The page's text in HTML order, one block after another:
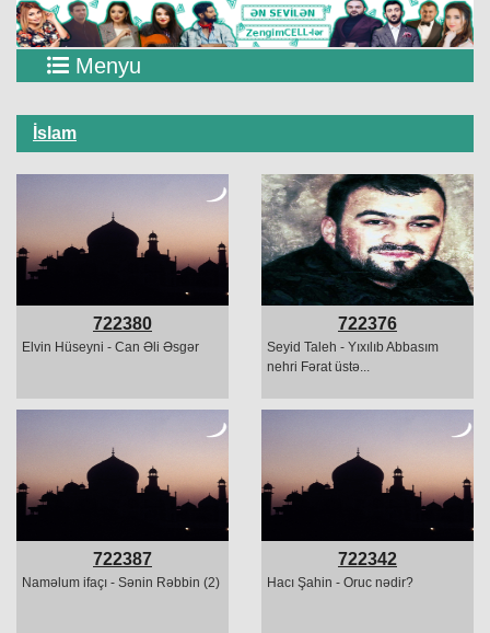
Menyu
İslam
722380
Elvin Hüseyni - Can Əli Əsgər
722376
Seyid Taleh - Yıxılıb Abbasım
nehri Fərat üstə...
722387
Naməlum ifaçı - Sənin Rəbbin (2)
722342
Hacı Şahin - Oruc nədir?